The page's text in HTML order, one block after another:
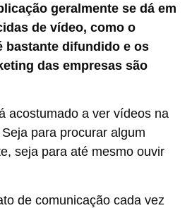
geralmente se dá em
de vídeo, como o
bastante difundido e os
das empresas são
acostumado a ver vídeos na
para procurar algum
seja para até mesmo ouvir
de comunicação cada vez